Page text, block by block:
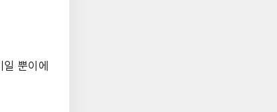
뿐이에